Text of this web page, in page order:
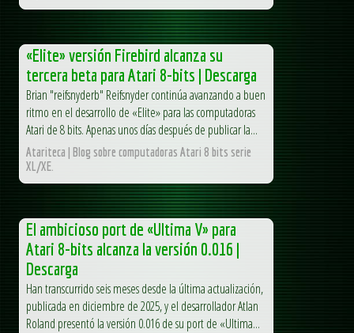
«Elite» versión Firebird alcanza su
tercera beta para Atari 8-bits | Descarga
Brian "reifsnyderb" Reifsnyder continúa avanzando a buen
ritmo en el desarrollo de «Elite» para las computadoras
Atari de 8 bits. Apenas unos días después de publicar la...
Atariteca | Blog sobre computadoras Atari 8 bits serie
XL/XE.
El ambicioso port de «Ultima V» para
Atari 8-bits alcanza la versión 0.016 |
Descarga
Han transcurrido seis meses desde la última actualización,
publicada en diciembre de 2025, y el desarrollador Atlan
Roland presentó la versión 0.016 de su port de «Ultima...